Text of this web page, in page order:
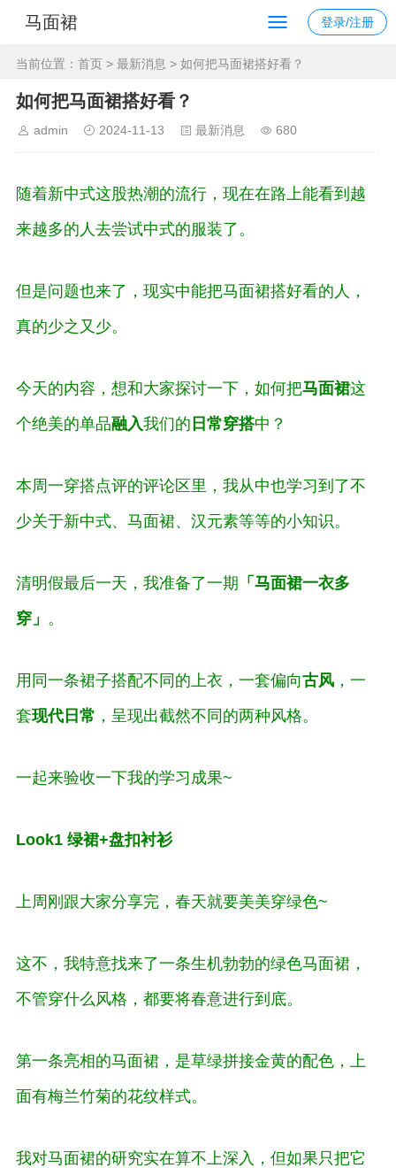
马面裙 登录/注册
当前位置： 首页 > 最新消息 > 如何把马面裙搭好看？
如何把马面裙搭好看？
admin 2024-11-13 最新消息 680
随着新中式这股热潮的流行，现在在路上能看到越
来越多的人去尝试中式的服装了。
但是问题也来了，现实中能把马面裙搭好看的人 ，
真的少之又少。
今天的内容，想和大家探讨一下，如何把马面裙这
个绝美的单品融入我们的 日常穿搭中？
本周一穿搭点评的评论区里，我从中也学习到了不
少关于新中式、马面裙、汉元素等等的小知识。
清明假最后一天，我准备了一期 「马面裙一衣多
穿」 。
用同一条裙子搭配不同的上衣，一套偏向古风 ，一
套现代日常 ，呈现出截然不同的两种风格。
一起来验收一下我的学习成果~
Look1 绿裙+盘扣衬衫
上周刚跟大家分享完，春天就要美美穿绿色~
这不，我特意找来了一条生机勃勃的绿色马面裙，
不管穿什么风格，都要将春意进行到底。
第一条亮相的马面裙，是草绿拼接金黄的配色，上
面有梅兰竹菊的花纹样式。
我对马面裙的研究实在算不上深入，但如果只把它